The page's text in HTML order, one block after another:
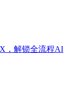
，解锁全流程AI